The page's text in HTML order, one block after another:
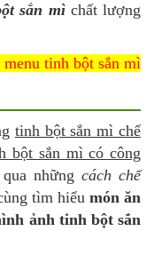
sắn mìchất lượng
tinh bột sắn mì
tinh bột sắn mì chế
bột sắn mì có công
những cách chế
tìm hiểu món ăn
ảnh tinh bột sắn